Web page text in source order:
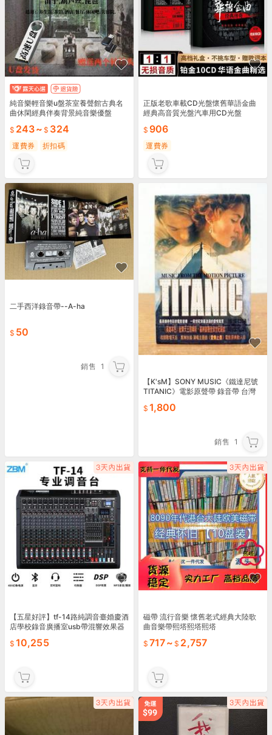
純音樂輕音樂u盤茶室養聲館古典名
曲休閑經典伴奏背景純音樂優盤
243~ 324
運費券 折扣碼
正版老歌車載CD光盤懷舊華語金曲
經典高音質光盤汽車用CD光盤
906
運費券
二手西洋錄音帶--A-ha
50
銷售 1
【K'sM】SONY MUSIC《鐵達尼號
TITANIC》電影原聲帶 錄音帶 台灣
1,800
銷售 1
【五星好評】tf-14路純調音臺婚慶酒
店學校錄音廣播室usb帶混響效果器
10,255
磁帶 流行音樂 懷舊老式經典大陸歌
曲音樂帶熙塔熙塔熙塔
717~ 2,757